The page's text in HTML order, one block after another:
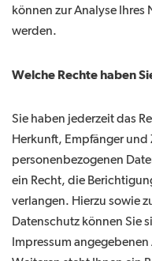
können zur Analyse
werden.
Welche Rechte haben
Sie haben jederzeit das
Herkunft, Empfänger
personenbezogenen
ein Recht, die
verlangen. Hierzu sowie
Datenschutz können Sie
Impressum